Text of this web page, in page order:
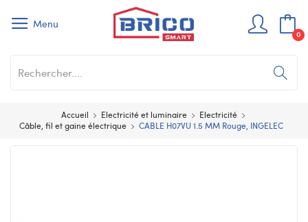
Menu
0
Accueil Electricité et luminaire
Electricité
Câble, fil et gaine électrique
CABLE H07VU 1.5 MM Rouge, INGELEC